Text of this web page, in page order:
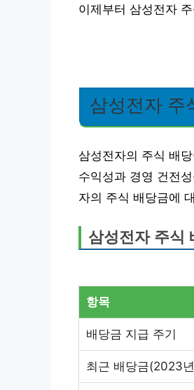
이제부터 삼성전자
삼성전자 주
삼성전자의 주식 배
수익성과 경영 건전
자의 주식 배당금에
삼성전자 주식
항목
배당금 지급 주기
최근 배당금(2023